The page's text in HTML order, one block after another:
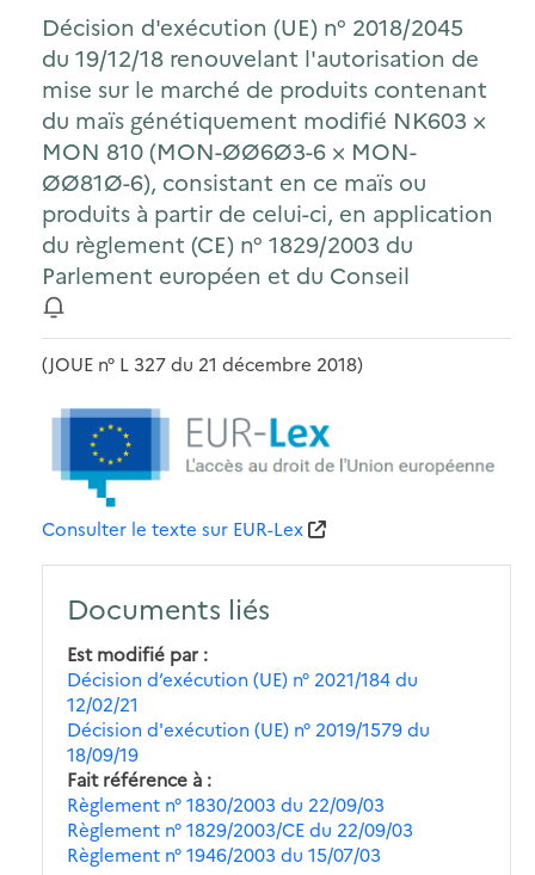
Décision d'exécution (UE) n° 2018/2045
du 19/12/18 renouvelant l'autorisation de
mise sur le marché de produits contenant
du maïs génétiquement modifié NK603 ×
MON 810 (MON-ØØ6Ø3-6 × MON-
ØØ81Ø-6), consistant en ce maïs ou
produits à partir de celui-ci, en application
du règlement (CE) n° 1829/2003 du
Parlement européen et du Conseil
(JOUE n° L 327 du 21 décembre 2018)
Consulter le texte sur EUR-Lex
Documents liés
Est modifié par
Décision d’exécution (UE) n° 2021/184 du
12/02/21
Décision d'exécution (UE) n° 2019/1579 du
18/09/19
Fait référence à
Règlement n° 1830/2003 du 22/09/03
Règlement n° 1829/2003/CE du 22/09/03
Règlement n° 1946/2003 du 15/07/03